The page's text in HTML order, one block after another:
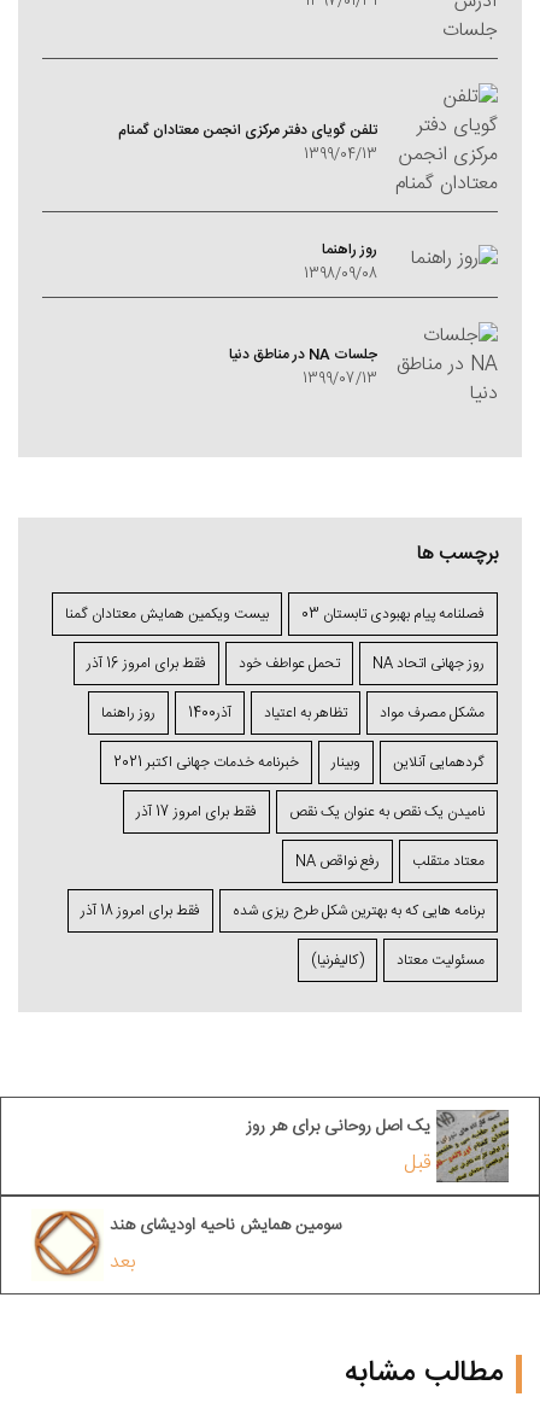
تلفن گویای دفتر مرکزی انجمن معتادان گمنام
1399/04/13
روز راهنما
1398/09/08
جلسات NA در مناطق دنیا
1399/07/13
برچسب ها
فصلنامه پیام بهبودی تابستان 03 بیست ویکمین همایش معتادان گمنا
روز جهانی اتحاد NA تحمل عواطف خود فقط برای امروز 16 آذر
مشکل مصرف مواد تظاهر به اعتیاد آذر1400 روز راهنما
گردهمایی آنلاین وبینار خبرنامه خدمات جهانی اکتبر 2021
نامیدن یک نقص به عنوان یک نقص فقط برای امروز 17 آذر
معتاد متقلب رفع نواقص NA
برنامه ⁯هایی که به بهترین شکل طرح ⁯ریزی ⁯شده فقط برای امروز 18 آذر
مسئولیت معتاد (کالیفرنیا)
یک اصل روحانی برای هر روز
قبل
سومین همایش ناحیه اودیشای هند
بعد
مطالب مشابه